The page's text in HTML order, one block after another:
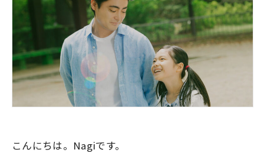
こんにちは。Nagiです。